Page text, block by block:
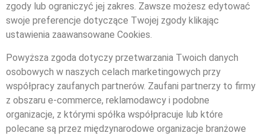
zgody lub ograniczyć jej zakres. Zawsze możesz edytować
swoje preferencje dotyczące Twojej zgody klikając
ustawienia zaawansowane Cookies.
Powyższa zgoda dotyczy przetwarzania Twoich danych
osobowych w naszych celach marketingowych przy
współpracy zaufanych partnerów. Zaufani partnerzy to firmy
z obszaru e-commerce, reklamodawcy i podobne
organizacje, z którymi spółka współpracuje lub które
polecane są przez międzynarodowe organizacje branżowe